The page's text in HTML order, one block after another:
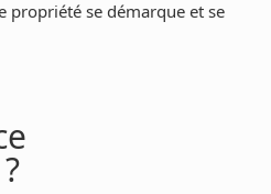
propriété se démarque et se